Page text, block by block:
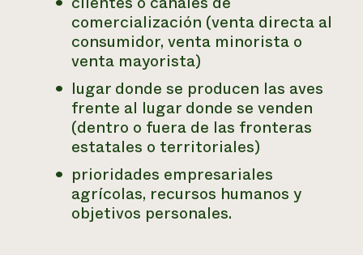
comercialización (venta directa al
consumidor, venta minorista o
venta mayorista)
lugar donde se producen las aves
frente al lugar donde se venden
(dentro o fuera de las fronteras
estatales o territoriales)
prioridades empresariales
agrícolas, recursos humanos y
objetivos personales.